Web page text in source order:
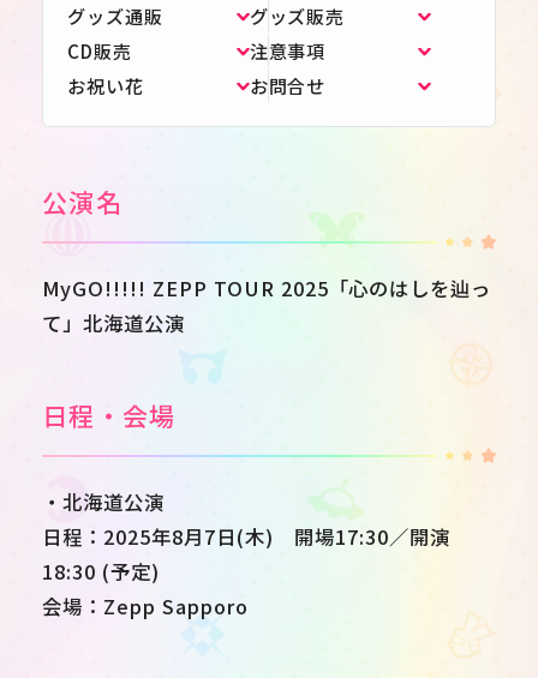
JPEN
グッズ通販
グッズ販売
CD販売
注意事項
お祝い花
お問合せ
公演名
MyGO!!!!! ZEPP TOUR 2025「心のはしを辿っ
て」北海道公演
日程・会場
・北海道公演
日程：2025年8月7日(木) 開場17:30／開演
18:30 (予定)
会場：Zepp Sapporo